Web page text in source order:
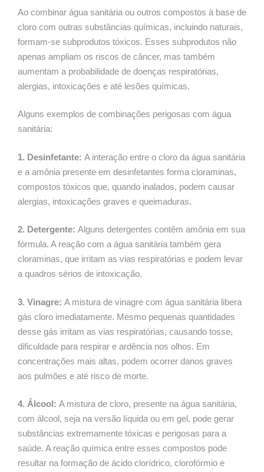
Ao combinar água sanitária ou outros compostos à base de
cloro com outras substâncias químicas, incluindo naturais,
formam-se subprodutos tóxicos. Esses subprodutos não
apenas ampliam os riscos de câncer, mas também
aumentam a probabilidade de doenças respiratórias,
alergias, intoxicações e até lesões químicas.
Alguns exemplos de combinações perigosas com água
sanitária:
1. Desinfetante: A interação entre o cloro da água sanitária
e a amônia presente em desinfetantes forma cloraminas,
compostos tóxicos que, quando inalados, podem causar
alergias, intoxicações graves e queimaduras.
2. Detergente: Alguns detergentes contêm amônia em sua
fórmula. A reação com a água sanitária também gera
cloraminas, que irritam as vias respiratórias e podem levar
a quadros sérios de intoxicação.
3. Vinagre: A mistura de vinagre com água sanitária libera
gás cloro imediatamente. Mesmo pequenas quantidades
desse gás irritam as vias respiratórias, causando tosse,
dificuldade para respirar e ardência nos olhos. Em
concentrações mais altas, podem ocorrer danos graves
aos pulmões e até risco de morte.
4. Álcool: A mistura de cloro, presente na água sanitária,
com álcool, seja na versão líquida ou em gel, pode gerar
substâncias extremamente tóxicas e perigosas para a
saúde. A reação química entre esses compostos pode
resultar na formação de ácido clorídrico, clorofórmio e